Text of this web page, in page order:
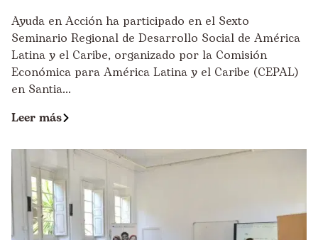
Ayuda en Acción ha participado en el Sexto
Seminario Regional de Desarrollo Social de América
Latina y el Caribe, organizado por la Comisión
Económica para América Latina y el Caribe (CEPAL)
en Santia...
Leer más